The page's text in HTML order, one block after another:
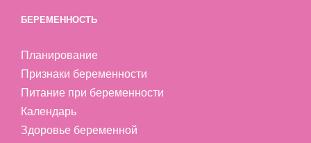
БЕРЕМЕННОСТЬ
Планирование
Признаки беременности
Питание при беременности
Календарь
Здоровье беременной